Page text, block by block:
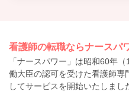
看護師の転職ならナースパ
「ナースパワー」は昭和60年
働大臣の認可を受けた看護師専
してサービスを開始いたしま